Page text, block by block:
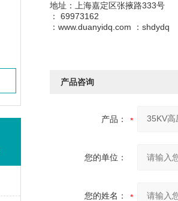
地址：上海嘉定区张掖路333号
： 69973162
：www.duanyidq.com ：shdydq
产品咨询
产品：
您的单位：
您的姓名：